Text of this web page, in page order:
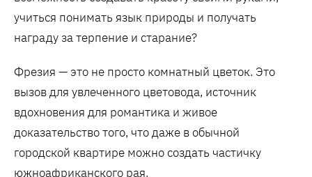
учиться понимать язык природы и получать
награду за терпение и старание?
Фрезия — это не просто комнатный цветок. Это
вызов для увлеченного цветовода, источник
вдохновения для романтика и живое
доказательство того, что даже в обычной
городской квартире можно создать частичку
южноафриканского рая.